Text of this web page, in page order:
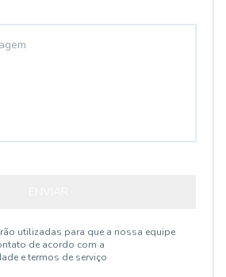
utilizadas para que a nossa equipe
de acordo com a
e termos de serviço